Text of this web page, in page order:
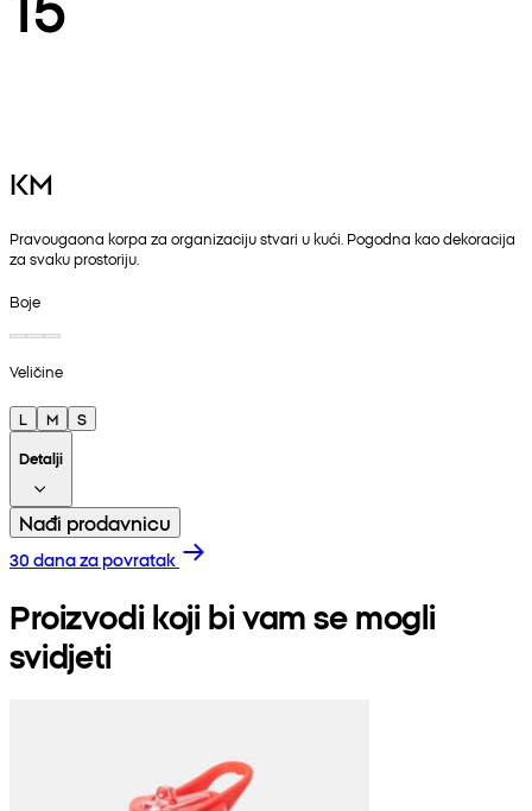
KM
Pravougaona korpa za organizaciju stvari u kući. Pogodna kao dekoracija
za svaku prostoriju.
Boje
Veličine
L M
S
Detalji
Nađi prodavnicu
30 dana za povratak
Proizvodi koji bi vam se mogli
svidjeti